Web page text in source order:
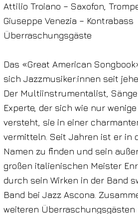
Attilio Troiano – Saxofon,
Giuseppe Venezia – Kontrabass
Überraschungsgäste
Das «Great American
sich Jazzmusiker:innen seit
Der Multiinstrumentalist,
Experte, der sich wie nur
versteht, sie in einer
vermitteln. Seit Jahren ist er in
Namen zu finden und sein
großen italienischen Meister
durch sein Wirken in der Band
Band bei Jazz Ascona.
weiteren